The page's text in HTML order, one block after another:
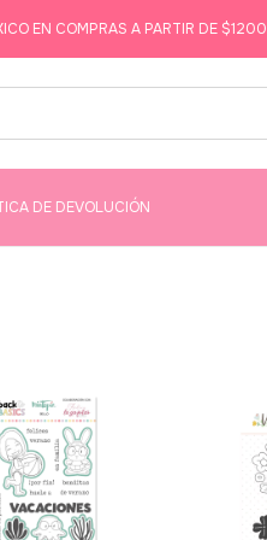
EN COMPRAS A PARTIR DE $1200
DE DEVOLUCIÓN